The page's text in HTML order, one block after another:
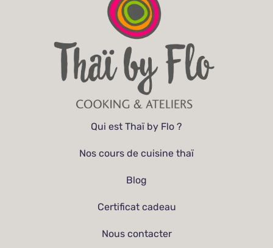
Qui est Thaï by Flo ?
Nos cours de cuisine thaï
Blog
Certificat cadeau
Nous contacter